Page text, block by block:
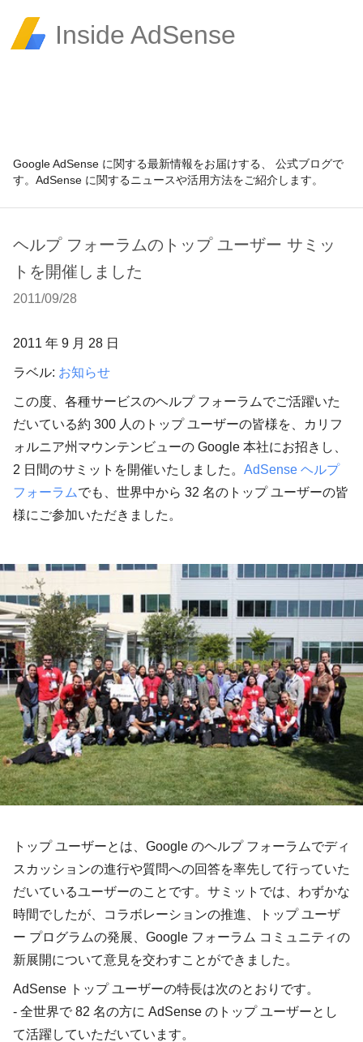
Inside AdSense
Google AdSense に関する最新情報をお届けする、 公式ブログで
す。AdSense に関するニュースや活用方法をご紹介します。
ヘルプ フォーラムのトップ ユーザー サミッ
トを開催しました
2011/09/28
2011 年 9 月 28 日
ラベル: お知らせ
この度、各種サービスのヘルプ フォーラムでご活躍いた
だいている約 300 人のトップ ユーザーの皆様を、カリフ
ォルニア州マウンテンビューの Google 本社にお招きし、
2 日間のサミットを開催いたしました。 AdSense ヘルプ
フォーラムでも、世界中から 32 名のトップ ユーザーの皆
様にご参加いただきました。
トップ ユーザーとは、Google のヘルプ フォーラムでディ
スカッションの進行や質問への回答を率先して行っていた
だいているユーザーのことです。サミットでは、わずかな
時間でしたが、コラボレーションの推進、トップ ユーザ
ー プログラムの発展、Google フォーラム コミュニティの
新展開について意見を交わすことができました。
AdSense トップ ユーザーの特長は次のとおりです。
- 全世界で 82 名の方に AdSense のトップ ユーザーとし
て活躍していただいています。